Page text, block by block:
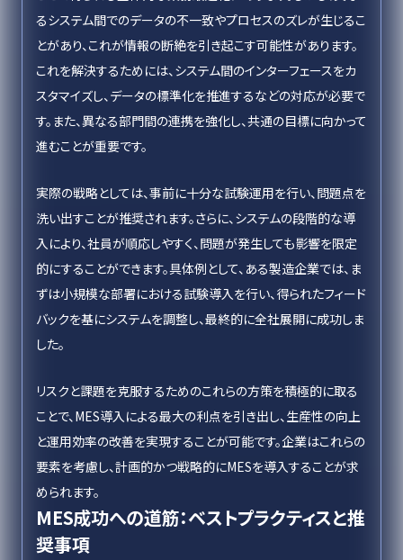
るシステム間でのデータの不一致やプロセスのズレが生じるこ
とがあり、これが情報の断絶を引き起こす可能性があります。
これを解決するためには、システム間のインターフェースをカ
スタマイズし、データの標準化を推進するなどの対応が必要で
す。また、異なる部門間の連携を強化し、共通の目標に向かって
進むことが重要です。
実際の戦略としては、事前に十分な試験運用を行い、問題点を
洗い出すことが推奨されます。さらに、システムの段階的な導
入により、社員が順応しやすく、問題が発生しても影響を限定
的にすることができます。具体例として、ある製造企業では、ま
ずは小規模な部署における試験導入を行い、得られたフィード
バックを基にシステムを調整し、最終的に全社展開に成功しま
した。
リスクと課題を克服するためのこれらの方策を積極的に取る
ことで、MES導入による最大の利点を引き出し、生産性の向上
と運用効率の改善を実現することが可能です。企業はこれらの
要素を考慮し、計画的かつ戦略的にMESを導入することが求
められます。
MES成功への道筋：ベストプラクティスと推
奨事項